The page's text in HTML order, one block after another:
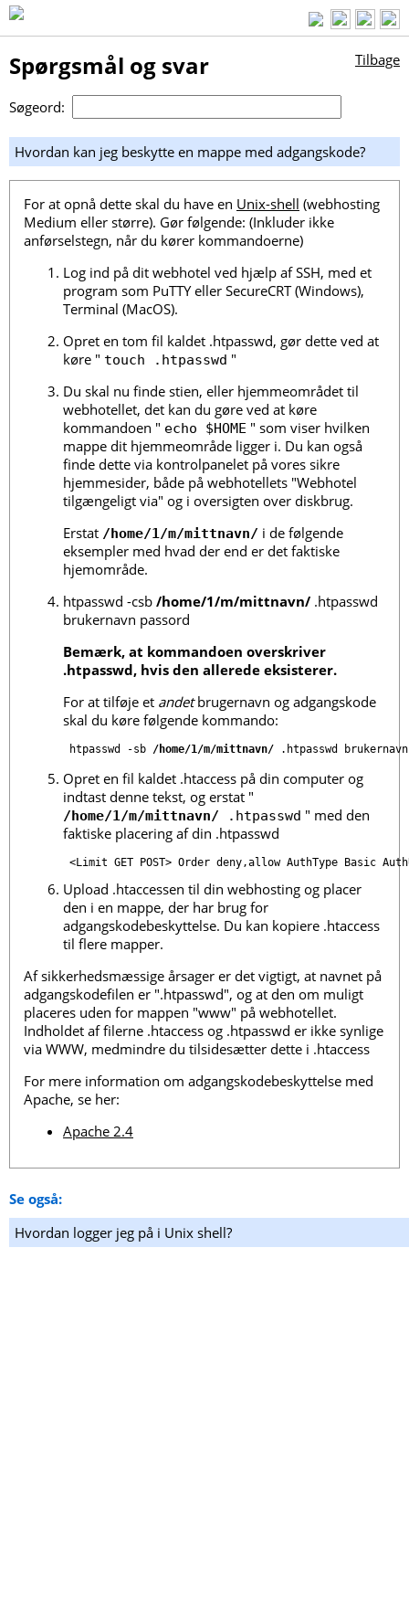
Spørgsmål og svar Tilbage
Søgeord:
Hvordan kan jeg beskytte en mappe med adgangskode?
For at opnå dette skal du have en Unix-shell (webhosting
Medium eller større). Gør følgende: (Inkluder ikke
anførselstegn, når du kører kommandoerne)
Log ind på dit webhotel ved hjælp af SSH, med et
program som PuTTY eller SecureCRT (Windows),
Terminal (MacOS).
Opret en tom fil kaldet .htpasswd, gør dette ved at
køre " touch .htpasswd "
Du skal nu finde stien, eller hjemmeområdet til
webhotellet, det kan du gøre ved at køre
kommandoen " echo $HOME " som viser hvilken
mappe dit hjemmeområde ligger i. Du kan også
finde dette via kontrolpanelet på vores sikre
hjemmesider, både på webhotellets "Webhotel
tilgængeligt via" og i oversigten over diskbrug.
Erstat /home/1/m/mittnavn/ i de følgende
eksempler med hvad der end er det faktiske
hjemområde.
htpasswd -csb /home/1/m/mittnavn/ .htpasswd
brukernavn passord
Bemærk, at kommandoen overskriver
.htpasswd, hvis den allerede eksisterer.
For at tilføje et andetbrugernavn og adgangskode
skal du køre følgende kommando:
htpasswd -sb /home/1/m/mittnavn/ .htpasswd
Opret en fil kaldet .htaccess på din computer og
indtast denne tekst, og erstat "
/home/1/m/mittnavn/ .htpasswd " med den
faktiske placering af din .htpasswd
<Limit GET POST> Order deny,allow AuthType Basic
Upload .htaccessen til din webhosting og placer
den i en mappe, der har brug for
adgangskodebeskyttelse. Du kan kopiere .htaccess
til flere mapper.
Af sikkerhedsmæssige årsager er det vigtigt, at navnet på
adgangskodefilen er ".htpasswd", og at den om muligt
placeres uden for mappen "www" på webhotellet.
Indholdet af filerne .htaccess og .htpasswd er ikke synlige
via WWW, medmindre du tilsidesætter dette i .htaccess
For mere information om adgangskodebeskyttelse med
Apache, se her:
Apache 2.4
Se også:
Hvordan logger jeg på i Unix shell?